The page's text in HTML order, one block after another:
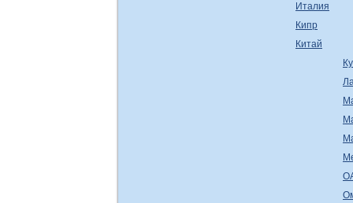
Италия
Кипр
Китай